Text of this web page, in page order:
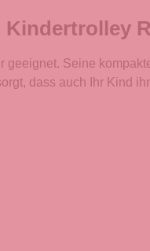
Seine
dass auch Ihr Kind